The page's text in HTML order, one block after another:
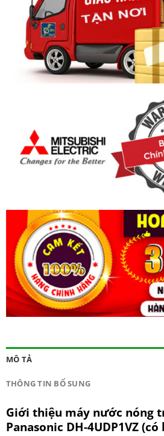
MÔ TẢ
THÔNG TIN BỔ SUNG
Giới thiệu máy nước nóng
Panasonic DH-4UDP1VZ